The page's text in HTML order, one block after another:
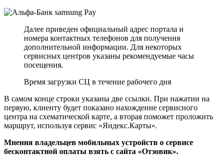
Далее приведен официальный адрес портала и
номера контактных телефонов для получения
дополнительной информации. Для некоторых
сервисных центров указаны рекомендуемые часы
посещения.
Время загрузки СЦ в течение рабочего дня
В самом конце строки указаны две ссылки. При нажатии на
первую, клиенту будет показано нахождение сервисного
центра на схематической карте, а вторая поможет проложить
маршрут, используя сервис «Яндекс.Карты».
Мнения владельцев мобильных устройств о сервисе
бесконтактной оплаты взять с сайта «Отзовик».